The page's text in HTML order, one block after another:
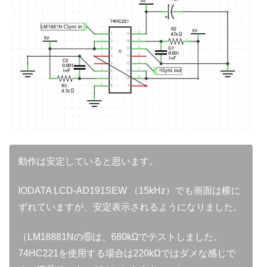
動作は安定していると思います。
IODATA LCD-AD191SEW （15kHz）でも画面は横に
ずれていますが、安定表示されるようになりました。
（LM18881Nの⑥は、680kΩでテストしました。
74HC221を使用する場合は220kΩではダメな感じで